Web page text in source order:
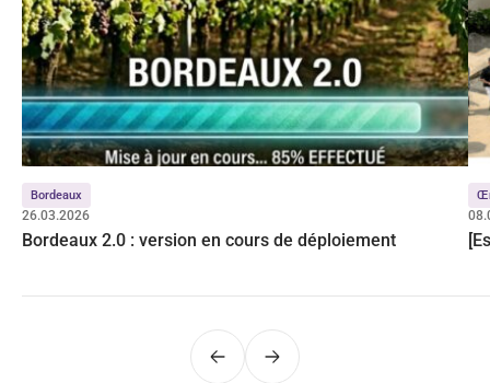
Bordeaux
26.03.2026
Bordeaux 2.0 : version en cours de déploiement
PrécédentSuivant